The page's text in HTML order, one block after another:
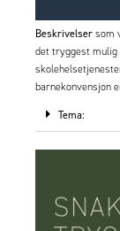
Beskrivelser som
det tryggest mulig
barnekonvensjon
Tema: